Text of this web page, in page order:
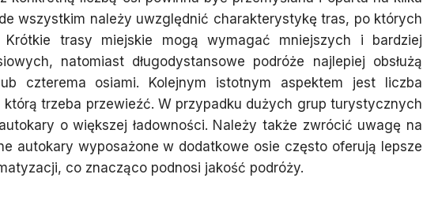
wszystkim należy uwzględnić charakterystykę tras, po których
Krótkie trasy miejskie mogą wymagać mniejszych i bardziej
natomiast długodystansowe podróże najlepiej obsłużą
czterema osiami. Kolejnym istotnym aspektem jest liczba
trzeba przewieźć. W przypadku dużych grup turystycznych
o większej ładowności. Należy także zwrócić uwagę na
autokary wyposażone w dodatkowe osie często oferują lepsze
co znacząco podnosi jakość podróży.